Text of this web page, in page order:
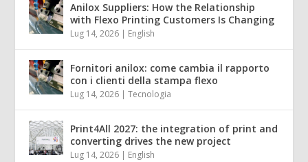
Anilox Suppliers: How the Relationship
with Flexo Printing Customers Is Changing
Lug 14, 2026 | English
Fornitori anilox: come cambia il rapporto
con i clienti della stampa flexo
Lug 14, 2026 |Tecnologia
Print4All 2027: the integration of print and
converting drives the new project
Lug 14, 2026 | English